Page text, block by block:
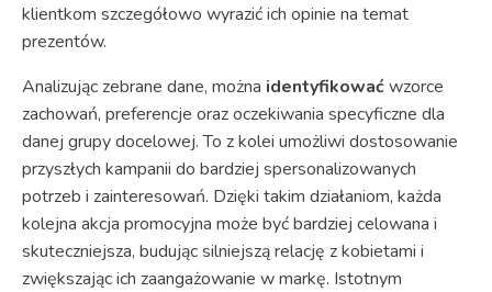
klientkom szczegółowo wyrazić ich opinie na temat
prezentów.
Analizując zebrane dane, można identyfikowaćwzorce
zachowań, preferencje oraz oczekiwania specyficzne dla
danej grupy docelowej. To z kolei umożliwi dostosowanie
przyszłych kampanii do bardziej spersonalizowanych
potrzeb i zainteresowań. Dzięki takim działaniom, każda
kolejna akcja promocyjna może być bardziej celowana i
skuteczniejsza, budując silniejszą relację z kobietami i
zwiększając ich zaangażowanie w markę. Istotnym